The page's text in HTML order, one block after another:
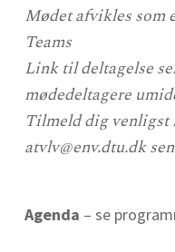
Mødet afvikles som
Teams
Link til deltagelse
mødedeltagere
Tilmeld dig
atvlv@env.dtu.dk
Agenda – se